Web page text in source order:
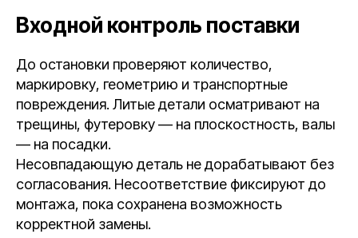
Входной контроль поставки
До остановки проверяют количество,
маркировку, геометрию и транспортные
повреждения. Литые детали осматривают на
трещины, футеровку — на плоскостность, валы
— на посадки.
Несовпадающую деталь не дорабатывают без
согласования. Несоответствие фиксируют до
монтажа, пока сохранена возможность
корректной замены.